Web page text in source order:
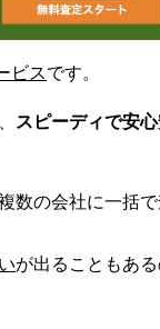
ビスです。
スピーディで安
数の会社に一括
が出ることもあ